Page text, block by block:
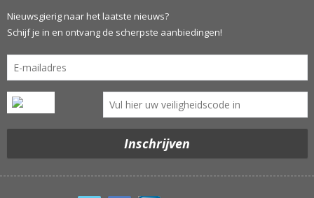
Nieuwsgierig naar het laatste nieuws?
Schijf je in en ontvang de scherpste aanbiedingen!